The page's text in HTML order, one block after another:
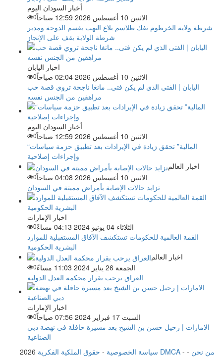
أخبار السودان اليوم
الاثنين 10 أغسطس 2026 12:59 صباحاً
0
شرطة ولاية الخرطوم تفك طلاسم بلاغ النهب بقسم الدوحة ومدير
شرطة الولاية يقف على الإنجاز
اخبار اليابان
الاثنين 10 أغسطس 2026 02:04 صباحاً
0
اليابان | الفتى الذي لم يكن فتى.. مانغا ناجحة تروي قصة حب
مراهقين من الجنس نفسه
أخبار السودان اليوم
الاثنين 10 أغسطس 2026 12:59 صباحاً
0
“المالية” تحقق زيادة في الإيرادات بعد تطبيق حزمة سياسات
وإجراءات إصلاحية
اخبار العالم
الاثنين 10 أغسطس 2026 04:08 صباحاً
0
تزايد حالات الإصابة بأمراض مميتة في السودان
اخبار الإمارات
الثلاثاء 04 يونيو 2024 04:13 مساءً
0
القمة العالمية للحكومات تستكشف الآفاق المستقبلية للموارد
البشرية الحكومية
اخبار العالم
الجمعة 26 يناير 2024 11:03 مساءً
0
العراق يرحب بقرار محكمة العدل الدولية
اخبار الإمارات
السبت 17 فبراير 2024 07:56 صباحاً
0
الامارات | رحيل حسن بن الشيخ بعد مسيرة حافلة في نهضة دبي
الصناعية
2026
سياسة الخصوصية - حقوق الملكية الفكرية DMCA - من نحن -